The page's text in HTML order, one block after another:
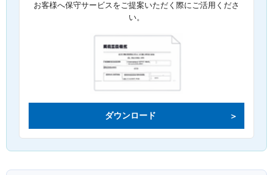
お客様へ保守サービスをご提案いただく際にご活用くださ
い。
ダウンロード